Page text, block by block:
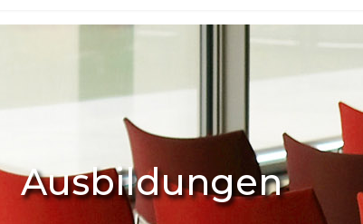
Ausbildungen